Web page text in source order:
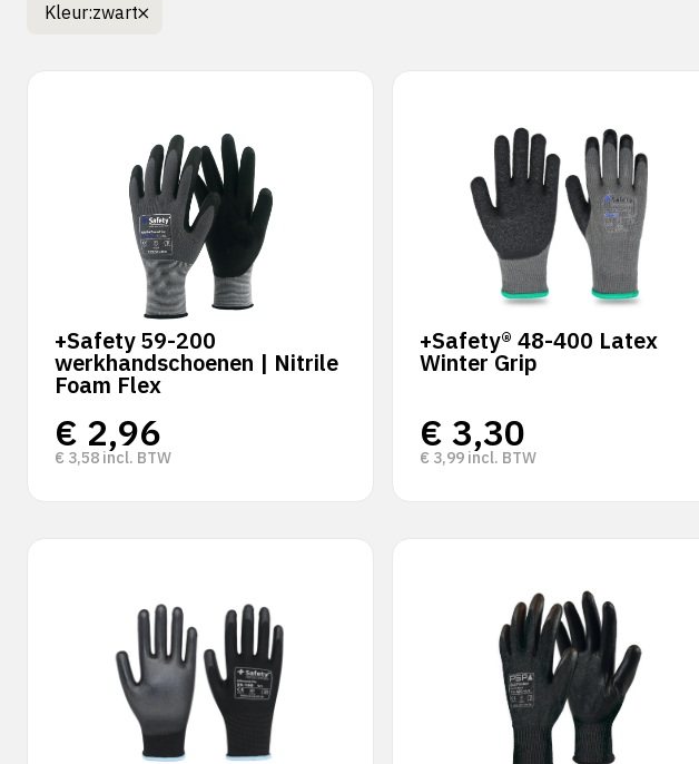
Kleur:zwart
+Safety 59-200
werkhandschoenen | Nitrile
Foam Flex
€ 2,96
€ 3,58 incl. BTW
+Safety® 48-400 Latex
Winter Grip
€ 3,30
€ 3,99 incl. BTW